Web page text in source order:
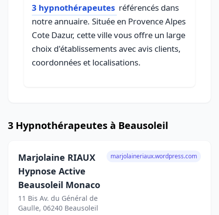
3 hypnothérapeutes référencés dans
notre annuaire. Située en Provence Alpes
Cote Dazur, cette ville vous offre un large
choix d'établissements avec avis clients,
coordonnées et localisations.
3 Hypnothérapeutes à Beausoleil
Marjolaine RIAUX
Hypnose Active
Beausoleil Monaco
11 Bis Av. du Général de
Gaulle, 06240 Beausoleil
marjolaineriaux.wordpress.com